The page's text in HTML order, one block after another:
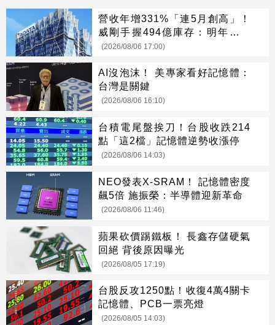
營收年增331%「連5月創高」！
威剛手握494億庫存：明年會更
缺
(2026/08/06 17:00)
AI沒泡沫！ 美專家看好記憶體：
台灣是關鍵
(2026/08/06 16:10)
台積電尾盤挨刀！台股收跌214
點「這2檔」記憶體逆勢收漲停
(2026/08/06 14:03)
NEO發表X-SRAM！ 記憶體密度
飆5倍 施振榮：半導體迎新革命
(2026/08/06 11:46)
蘋果砍價踢鐵板！ 長鑫存儲硬氣
回絕 背後原因曝光
(2026/08/05 17:19)
台股反攻1250點！收復4萬4關卡
記憶體、PCB一票亮燈
(2026/08/05 14:03)